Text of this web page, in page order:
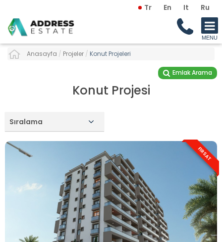
Tr En It Ru
Anasayfa / Projeler / Konut Projeleri
Emlak Arama
Konut Projesi
Sıralama
FIRSAT